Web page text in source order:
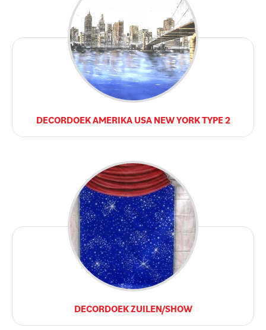
DECORDOEK AMERIKA USA NEW YORK TYPE 2
DECORDOEK ZUILEN/SHOW